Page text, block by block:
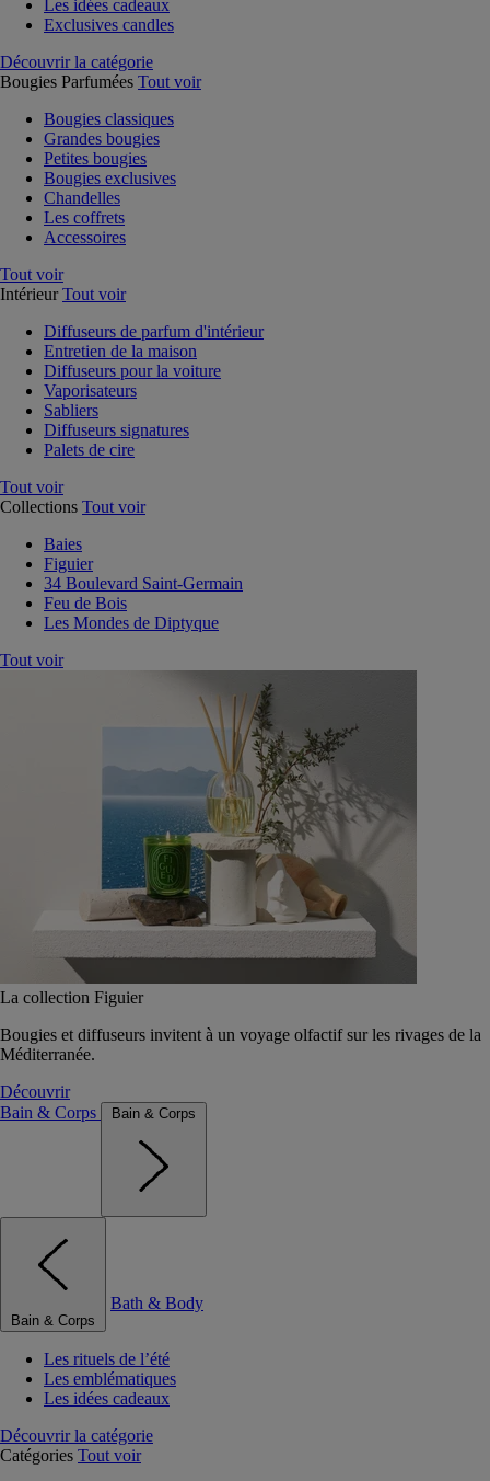
Les idées cadeaux
Exclusives candles
Découvrir la catégorie
Bougies Parfumées Tout voir
Bougies classiques
Grandes bougies
Petites bougies
Bougies exclusives
Chandelles
Les coffrets
Accessoires
Tout voir
Intérieur Tout voir
Diffuseurs de parfum d'intérieur
Entretien de la maison
Diffuseurs pour la voiture
Vaporisateurs
Sabliers
Diffuseurs signatures
Palets de cire
Tout voir
Collections Tout voir
Baies
Figuier
34 Boulevard Saint-Germain
Feu de Bois
Les Mondes de Diptyque
Tout voir
La collection Figuier
Bougies et diffuseurs invitent à un voyage olfactif sur les rivages de la
Méditerranée.
Découvrir
Bain & Corps
Bain & Corps
Bain & Corps
Bath & Body
Les rituels de l’été
Les emblématiques
Les idées cadeaux
Découvrir la catégorie
Catégories Tout voir